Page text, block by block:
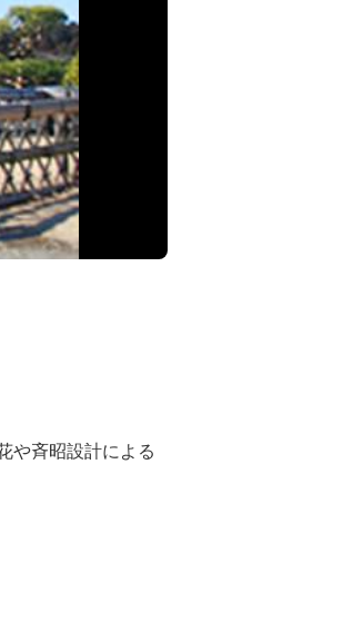
や斉昭設計による